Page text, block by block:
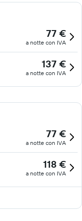
77 €
a notte con IVA
137 €
a notte con IVA
77 €
a notte con IVA
118 €
a notte con IVA